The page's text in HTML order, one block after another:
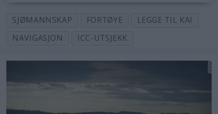
SJØMANNSKAP FORTØYE
LEGGE TIL KAI
NAVIGASJON
ICC-UTSJEKK